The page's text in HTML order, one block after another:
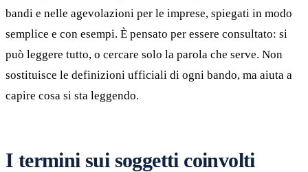
bandi e nelle agevolazioni per le imprese, spiegati in modo
semplice e con esempi. È pensato per essere consultato: si
può leggere tutto, o cercare solo la parola che serve. Non
sostituisce le definizioni ufficiali di ogni bando, ma aiuta a
capire cosa si sta leggendo.
I termini sui soggetti coinvolti